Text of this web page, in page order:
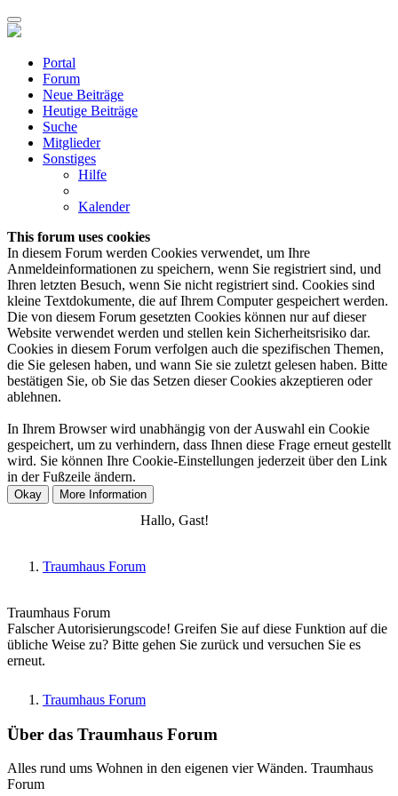
Portal
Forum
Neue Beiträge
Heutige Beiträge
Suche
Mitglieder
Sonstiges
Hilfe
Kalender
This forum uses cookies
In diesem Forum werden Cookies verwendet, um Ihre
Anmeldeinformationen zu speichern, wenn Sie registriert sind, und
Ihren letzten Besuch, wenn Sie nicht registriert sind. Cookies sind
kleine Textdokumente, die auf Ihrem Computer gespeichert werden.
Die von diesem Forum gesetzten Cookies können nur auf dieser
Website verwendet werden und stellen kein Sicherheitsrisiko dar.
Cookies in diesem Forum verfolgen auch die spezifischen Themen,
die Sie gelesen haben, und wann Sie sie zuletzt gelesen haben. Bitte
bestätigen Sie, ob Sie das Setzen dieser Cookies akzeptieren oder
ablehnen.
In Ihrem Browser wird unabhängig von der Auswahl ein Cookie
gespeichert, um zu verhindern, dass Ihnen diese Frage erneut gestellt
wird. Sie können Ihre Cookie-Einstellungen jederzeit über den Link
in der Fußzeile ändern.
Hallo, Gast!
Traumhaus Forum
Traumhaus Forum
Falscher Autorisierungscode! Greifen Sie auf diese Funktion auf die
übliche Weise zu? Bitte gehen Sie zurück und versuchen Sie es
erneut.
Traumhaus Forum
Über das Traumhaus Forum
Alles rund ums Wohnen in den eigenen vier Wänden. Traumhaus
Forum